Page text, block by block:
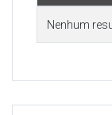
Nenhum